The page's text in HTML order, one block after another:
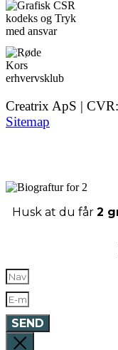
Creatrix ApS |
Sitemap
Husk at du får 2
SEND